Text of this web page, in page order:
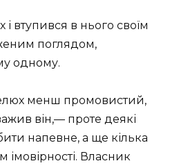
втупився в нього своїм
поглядом,
одному.
менш промовистий,
він,— проте деякі
напевне, а ще кілька
імовірності. Власник